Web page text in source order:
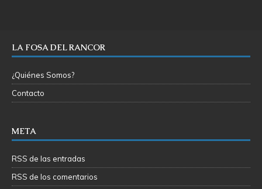
LA FOSA DEL RANCOR
¿Quiénes Somos?
Contacto
META
RSS de las entradas
RSS de los comentarios